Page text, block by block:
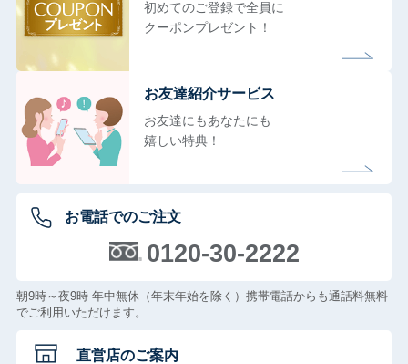
初めてのご登録で全員に
クーポンプレゼント！
お友達紹介サービス
お友達にもあなたにも
嬉しい特典！
お電話でのご注文
0120-30-2222
朝9時～夜9時 年中無休（年末年始を除く）携帯電話からも通話料無料
でご利用いただけます。
直営店のご案内